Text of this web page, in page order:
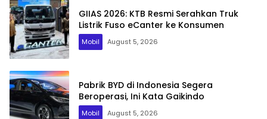
GIIAS 2026: KTB Resmi Serahkan Truk
Listrik Fuso eCanter ke Konsumen
Mobil August 5, 2026
Pabrik BYD di Indonesia Segera
Beroperasi, Ini Kata Gaikindo
Mobil August 5, 2026